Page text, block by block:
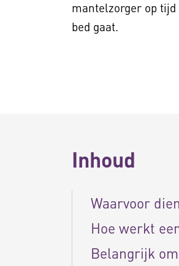
mantelzorger op
bed gaat.
Inhoud
Waarvoor
Hoe werkt
Belangrijk